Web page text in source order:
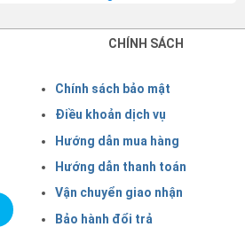
CHÍNH SÁCH
Chính sách bảo mật
Điều khoản dịch vụ
Hướng dẫn mua hàng
Hướng dẫn thanh toán
Vận chuyển giao nhận
Bảo hành đổi trả